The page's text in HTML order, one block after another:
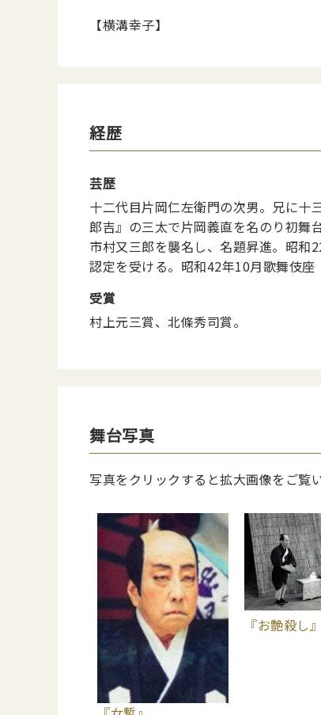
【横溝幸子】
経歴
芸歴
十二代目片岡仁左衛門の次男。兄に十
郎吉』の三太で片岡義直を名のり初舞
市村又三郎を襲名し、名題昇進。昭和
認定を受ける。昭和42年10月歌舞伎座
受賞
村上元三賞、北條秀司賞。
舞台写真
写真をクリックすると拡大画像をご覧
『お艶殺し』